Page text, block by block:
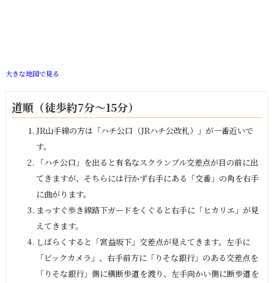
大きな地図で見る
道順（徒歩約7分～15分）
JR山手線の方は「ハチ公口（JRハチ公改札）」が一番近いで
す。
「ハチ公口」を出ると有名なスクランブル交差点が目の前に出
てきますが、そちらには行かず右手にある「交番」の角を右手
に曲がります。
まっすぐ歩き線路下ガードをくぐると右手に「ヒカリエ」が見
えてきます。
しばらくすると「宮益坂下」交差点が見えてきます。左手に
「ビックカメラ」、右手前方に「りそな銀行」のある交差点を
「りそな銀行」側に横断歩道を渡り、左手向かい側に断歩道を